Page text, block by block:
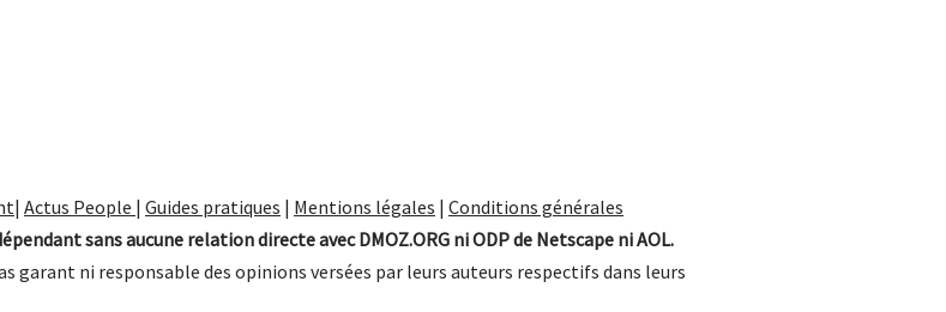
| Actus People | Guides pratiques | Mentions légales | Conditions générales
sans aucune relation directe avec DMOZ.ORG ni ODP de Netscape ni AOL.
garant ni responsable des opinions versées par leurs auteurs respectifs dans leurs